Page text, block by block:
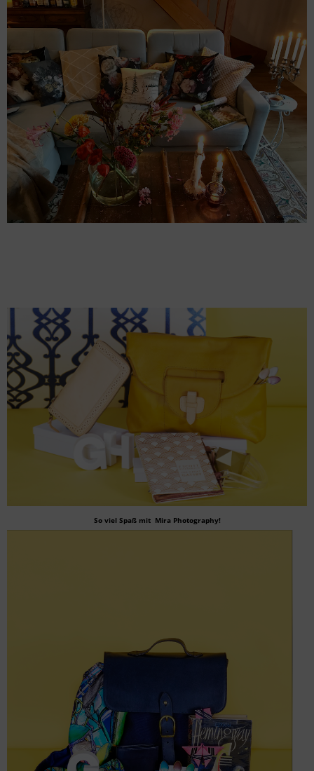
So viel Spaß mit Mira Photography!